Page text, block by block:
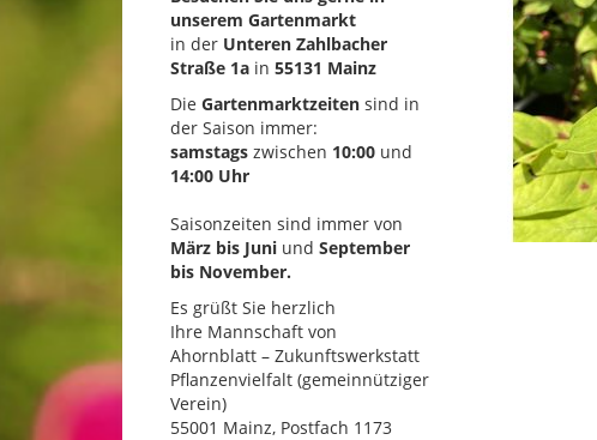
unserem Gartenmarkt
in der Unteren Zahlbacher
Straße 1a in 55131 Mainz
Die Gartenmarktzeiten sind in
der Saison immer:
samstags zwischen 10:00 und
14:00 Uhr
Saisonzeiten sind immer von
März bis Juni und September
bis November.
Es grüßt Sie herzlich
Ihre Mannschaft von
Ahornblatt – Zukunftswerkstatt
Pflanzenvielfalt (gemeinnütziger
Verein)
55001 Mainz, Postfach 1173